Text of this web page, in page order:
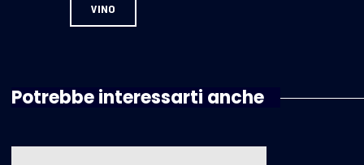
VINO
Potrebbe interessarti anche